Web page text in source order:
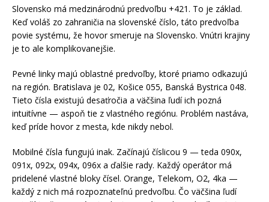
Slovensko má medzinárodnú predvoľbu +421. To je základ.
Keď voláš zo zahraničia na slovenské číslo, táto predvoľba
povie systému, že hovor smeruje na Slovensko. Vnútri krajiny
je to ale komplikovanejšie.
Pevné linky majú oblastné predvoľby, ktoré priamo odkazujú
na región. Bratislava je 02, Košice 055, Banská Bystrica 048.
Tieto čísla existujú desaťročia a väčšina ľudí ich pozná
intuitívne — aspoň tie z vlastného regiónu. Problém nastáva,
keď príde hovor z mesta, kde nikdy nebol.
Mobilné čísla fungujú inak. Začínajú číslicou 9 — teda 090x,
091x, 092x, 094x, 096x a ďalšie rady. Každý operátor má
pridelené vlastné bloky čísel. Orange, Telekom, O2, 4ka —
každý z nich má rozpoznateľnú predvoľbu. Čo väčšina ľudí